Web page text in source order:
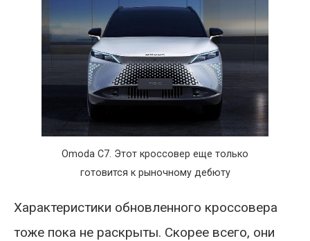
Omoda C7. Этот кроссовер еще только
готовится к рыночному дебюту
Характеристики обновленного кроссовера
тоже пока не раскрыты. Скорее всего, они